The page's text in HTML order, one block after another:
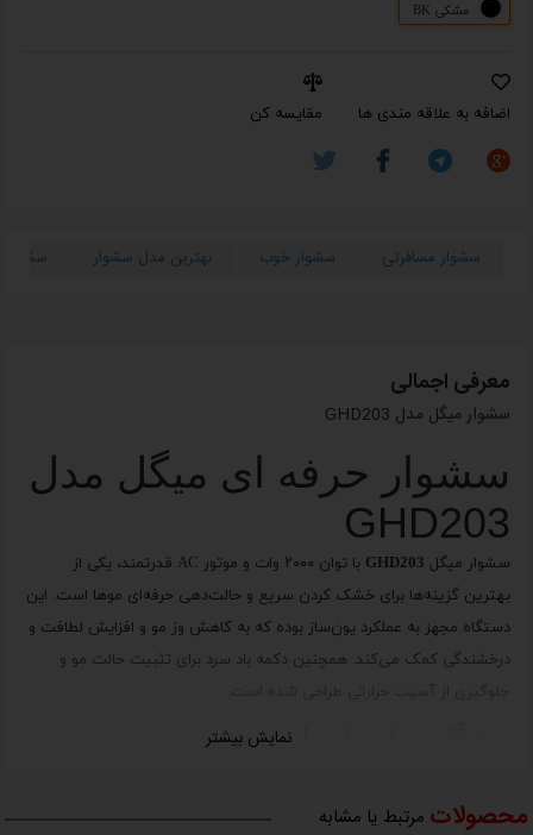
مشکی BK
اضافه به علاقه مندی ها مقایسه کن
سشوار مسافرتی سشوار خوب بهترین مدل سشوار سشوار
نمایش بیشتر
معرفی اجمالی
سشوار میگل مدل GHD203
سشوار حرفه ای میگل مدل
GHD203
سشوار میگل GHD203
با توان ۲۰۰۰ وات و موتور AC قدرتمند، یکی از
بهترین گزینه‌ها برای خشک کردن سریع و حالت‌دهی حرفه‌ای موها است. این
دستگاه مجهز به عملکرد یون‌ساز بوده که به کاهش وز مو و افزایش لطافت و
درخشندگی کمک می‌کند. همچنین دکمه باد سرد برای تثبیت حالت مو و
ویژگی‌های اصلی
موتور AC حرفه‌ای با طول عمر بالا
محصولات مرتبط یا مشابه